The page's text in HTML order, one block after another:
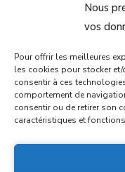
Nous
vos
Pour offrir les meilleures
les cookies pour stocker
consentir à ces
comportement de
consentir ou de retirer son
caractéristiques et